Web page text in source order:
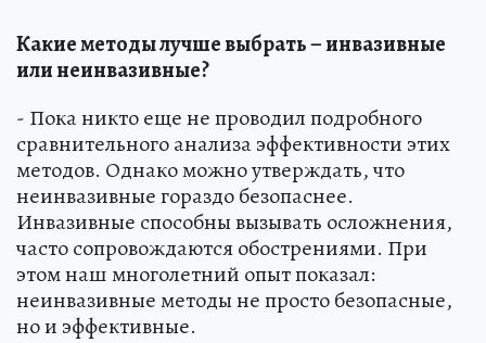
Какие методы лучше выбрать – инвазивные
или неинвазивные?
- Пока никто еще не проводил подробного
сравнительного анализа эффективности этих
методов. Однако можно утверждать, что
неинвазивные гораздо безопаснее.
Инвазивные способны вызывать осложнения,
часто сопровождаются обострениями. При
этом наш многолетний опыт показал:
неинвазивные методы не просто безопасные,
но и эффективные.